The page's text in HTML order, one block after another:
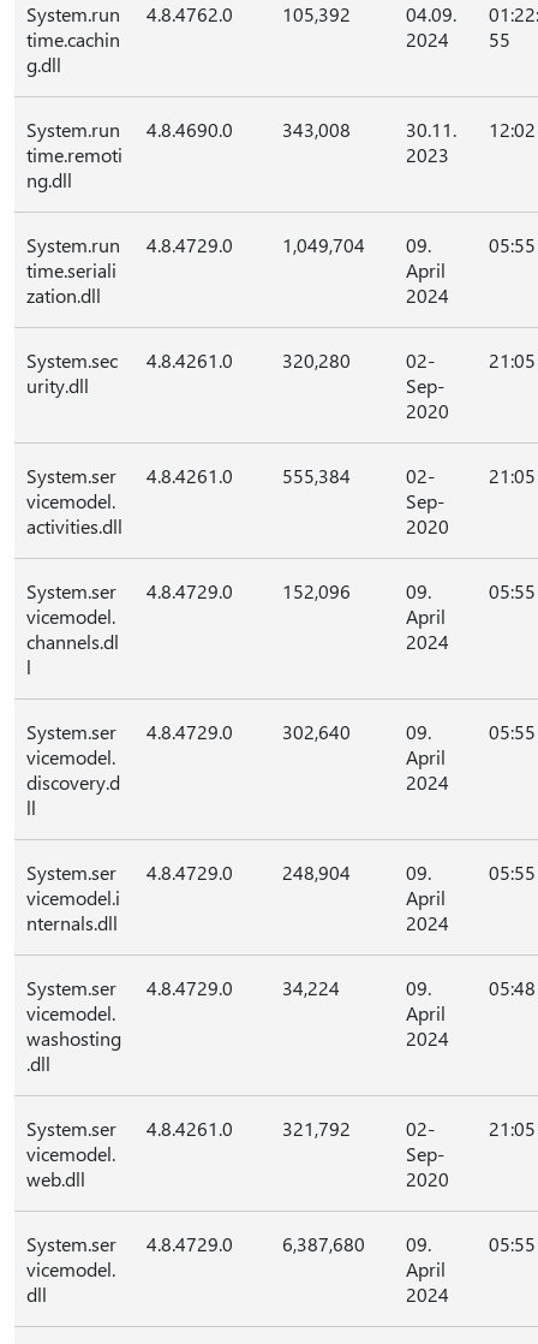
System.run
time.cachin
g.dll
4.8.4762.0 105,392
04.09.
2024
01:22:
55
System.run
time.remoti
ng.dll
4.8.4690.0 343,008
30.11.
2023
12:02
System.run
time.seriali
zation.dll
4.8.4729.0 1,049,704
09.
April
2024
05:55
System.sec
urity.dll
4.8.4261.0 320,280
02-
Sep-
2020
21:05
System.ser
vicemodel.
activities.dll
4.8.4261.0 555,384
02-
Sep-
2020
21:05
System.ser
vicemodel.
channels.dl
l
4.8.4729.0 152,096
09.
April
2024
05:55
System.ser
vicemodel.
discovery.d
ll
4.8.4729.0 302,640
09.
April
2024
05:55
System.ser
vicemodel.i
nternals.dll
4.8.4729.0 248,904
09.
April
2024
05:55
System.ser
vicemodel.
washosting
.dll
4.8.4729.0 34,224
09.
April
2024
05:48
System.ser
vicemodel.
web.dll
4.8.4261.0 321,792
02-
Sep-
2020
21:05
System.ser
vicemodel.
dll
4.8.4729.0 6,387,680
09.
April
2024
05:55